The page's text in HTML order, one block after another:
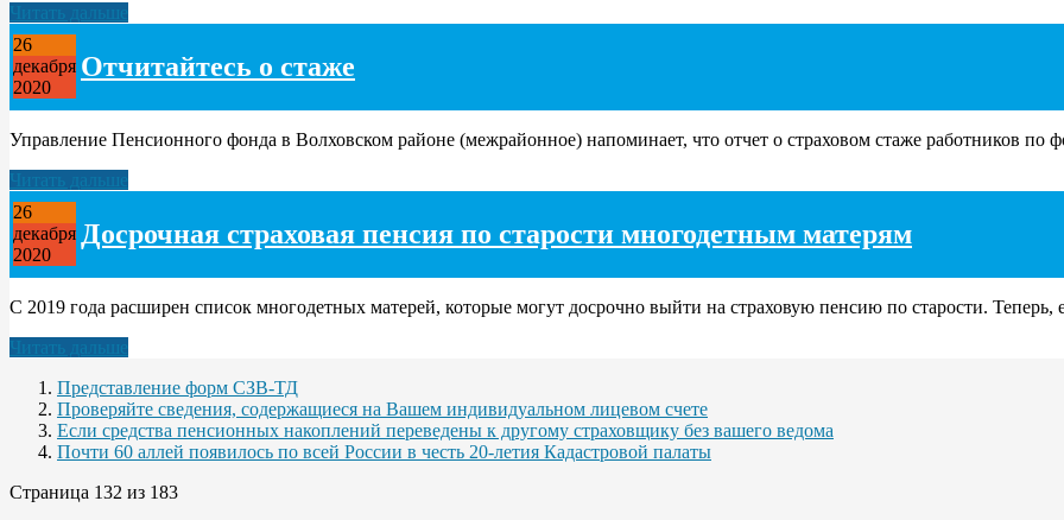
Читать дальше
26
декабря
2020
Отчитайтесь о стаже
Управление Пенсионного фонда в Волховском районе (межрайонное) напоминает, что отчет о страховом стаже работников по
Читать дальше
26
декабря
2020
Досрочная страховая пенсия по старости многодетным матерям
С 2019 года расширен список многодетных матерей, которые могут досрочно выйти на страховую пенсию по старости. Теперь,
Читать дальше
Представление форм СЗВ-ТД
Проверяйте сведения, содержащиеся на Вашем индивидуальном лицевом счете
Если средства пенсионных накоплений переведены к другому страховщику без вашего ведома
Почти 60 аллей появилось по всей России в честь 20-летия Кадастровой палаты
Страница 132 из 183